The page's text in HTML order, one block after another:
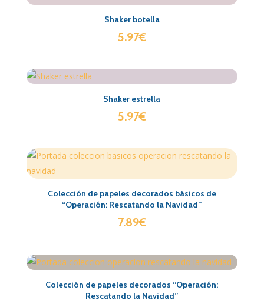
Shaker botella
5.97€
Shaker estrella
5.97€
Colección de papeles decorados básicos de
“Operación: Rescatando la Navidad”
7.89€
Colección de papeles decorados “Operación:
Rescatando la Navidad”